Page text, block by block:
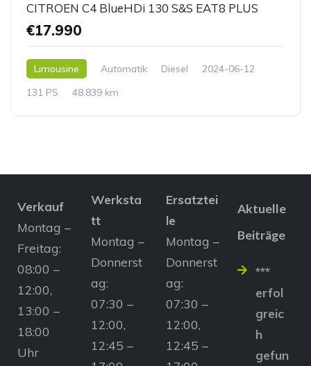
CITROEN C4 BlueHDi 130 S&S EAT8 PLUS
€17.990
Limousine Automatik Diesel
2024-06-12
131 PS
48.839 km
Verkauf
Montag –
Freitag:
08:00 –
12:00,
13:00 –
18:00
Uhr
Werksta
tt
Montag –
Donnerst
ag:
07:30 –
12:00,
12:45 –
Ersatztei
le
Montag –
Donnerst
ag:
07:30 –
12:00,
12:45 –
Aktuelle
Beiträge
***
erfol
greic
h
gefun